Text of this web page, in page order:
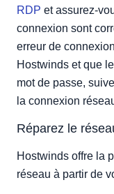
RDP et assurez-
connexion sont
erreur de
Hostwinds et que
mot de passe,
la connexion
Réparez le
Hostwinds offre la
réseau à partir de